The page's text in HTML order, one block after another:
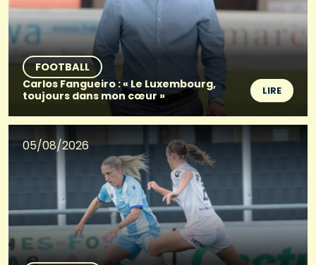
FOOTBALL
Carlos Fangueiro : « Le Luxembourg,
toujours dans mon cœur »
LIRE
05/08/2026